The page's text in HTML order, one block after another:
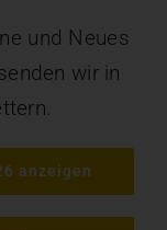
und Neues
wir in
anzeigen